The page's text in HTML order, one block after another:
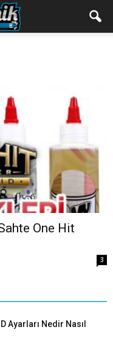
One Hit
3
Ayarları Nedir Nasıl